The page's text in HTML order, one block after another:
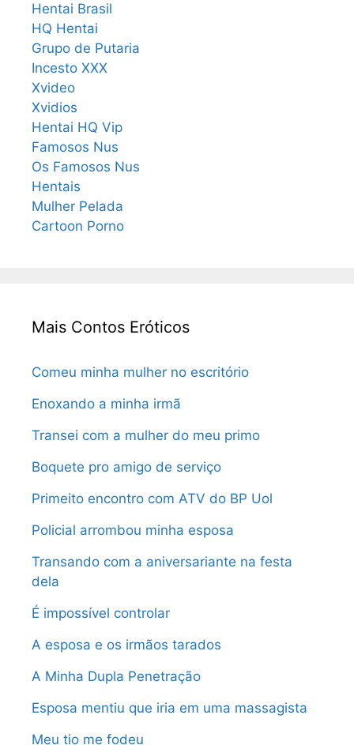
Hentai Brasil
HQ Hentai
Grupo de Putaria
Incesto XXX
Xvideo
Xvidios
Hentai HQ Vip
Famosos Nus
Os Famosos Nus
Hentais
Mulher Pelada
Cartoon Porno
Mais Contos Eróticos
Comeu minha mulher no escritório
Enoxando a minha irmã
Transei com a mulher do meu primo
Boquete pro amigo de serviço
Primeito encontro com ATV do BP Uol
Policial arrombou minha esposa
Transando com a aniversariante na festa
dela
É impossível controlar
A esposa e os irmãos tarados
A Minha Dupla Penetração
Esposa mentiu que iria em uma massagista
Meu tio me fodeu